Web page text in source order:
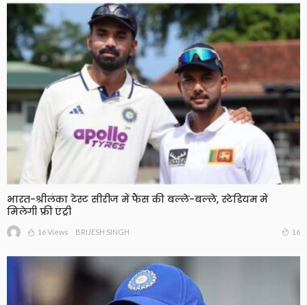
भारत-श्रीलंका टेस्ट सीरीज में फैंस की बल्ले-बल्ले, स्टेडियम में
मिलेगी फ्री एंट्री
16 Views BRIJESH SINGH 16